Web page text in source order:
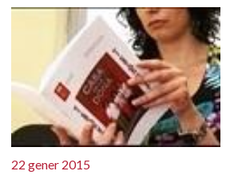
22 gener 2015